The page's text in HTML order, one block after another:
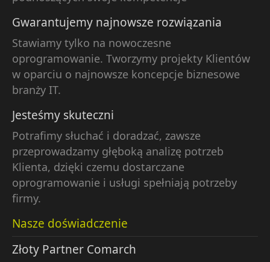
Gwarantujemy najnowsze rozwiązania
Stawiamy tylko na nowoczesne
oprogramowanie. Tworzymy projekty Klientów
w oparciu o najnowsze koncepcje biznesowe
branży IT.
Jesteśmy skuteczni
Potrafimy słuchać i doradzać, zawsze
przeprowadzamy głęboką analizę potrzeb
Klienta, dzięki czemu dostarczane
oprogramowanie i usługi spełniają potrzeby
firmy.
Nasze doświadczenie
Złoty Partner Comarch